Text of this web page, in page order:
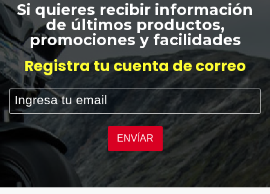
Si quieres recibir información
de últimos productos,
promociones y facilidades
Registra tu cuenta de correo
ENVÍAR